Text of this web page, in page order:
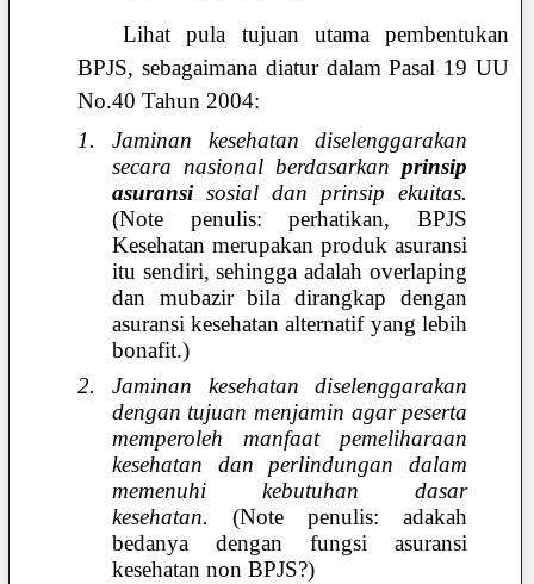
Lihat pula tujuan utama pembentukan
BPJS, sebagaimana diatur dalam Pasal 19 UU
No.40 Tahun 2004:
1. Jaminan kesehatan diselenggarakan
secara nasional berdasarkanprinsip
asuransisosial dan prinsip ekuitas.
(Note penulis: perhatikan, BPJS
Kesehatan merupakan produk asuransi
itu sendiri, sehingga adalah overlaping
dan mubazir bila dirangkap dengan
asuransi kesehatan alternatif yang lebih
bonafit.)
2. Jaminan kesehatan diselenggarakan
dengan tujuan menjamin agar peserta
memperoleh manfaat pemeliharaan
kesehatan dan perlindungan dalam
memenuhi kebutuhan dasar
kesehatan. (Note penulis: adakah
bedanya dengan fungsi asuransi
kesehatan non BPJS?)